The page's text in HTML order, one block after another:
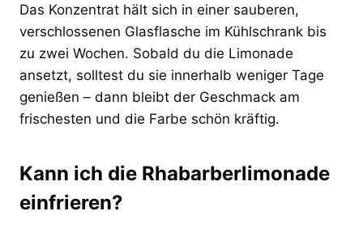
Das Konzentrat hält sich in einer sauberen,
verschlossenen Glasflasche im Kühlschrank bis
zu zwei Wochen. Sobald du die Limonade
ansetzt, solltest du sie innerhalb weniger Tage
genießen – dann bleibt der Geschmack am
frischesten und die Farbe schön kräftig.
Kann ich die Rhabarberlimonade
einfrieren?